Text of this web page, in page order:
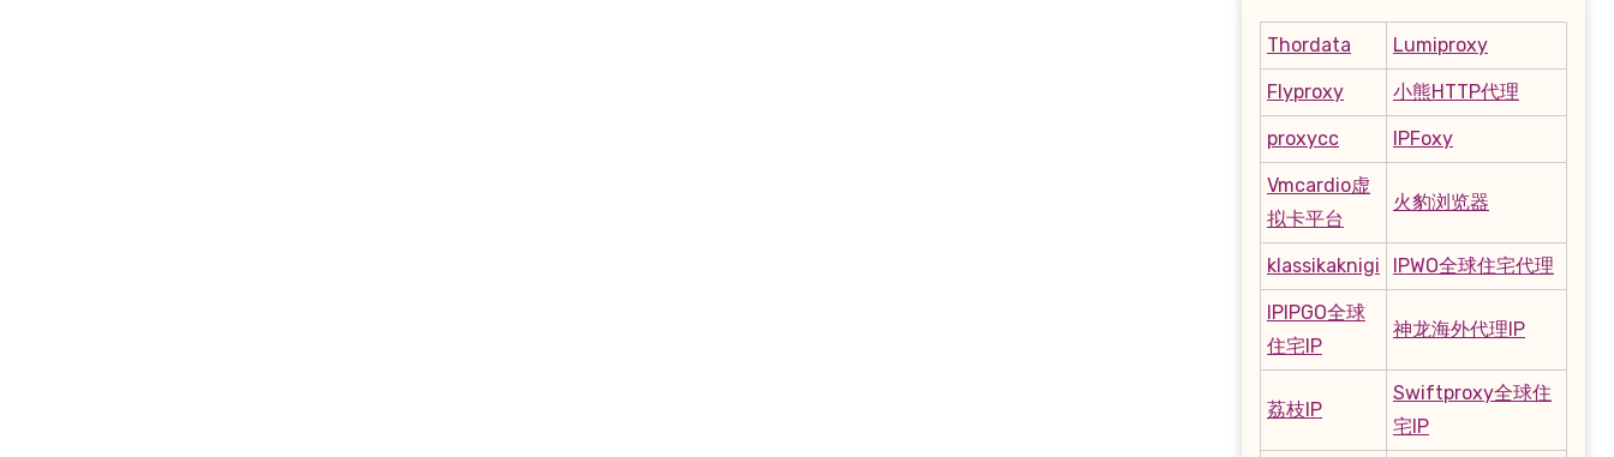
Thordata Lumiproxy
Flyproxy 小熊HTTP代理
proxycc IPFoxy
Vmcardio虚
拟卡平台
火豹浏览器
klassikaknigi IPWO全球住宅代理
IPIPGO全球
住宅IP
神龙海外代理IP
荔枝IP
Swiftproxy全球住
宅IP